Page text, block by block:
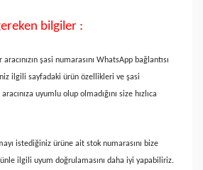
bilgiler :
aracınızın şasi numarasını WhatsApp bağlantısı
ilgili sayfadaki ürün özellikleri ve şasi
uyumlu olup olmadığını size hızlıca
istediğiniz ürüne ait stok numarasını bize
ilgili uyum doğrulamasını daha iyi yapabiliriz.